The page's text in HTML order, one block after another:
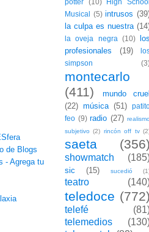
Musical (5) intrusos
la culpa es nuestra
la oveja negra (10)
los
profesionales
(19)
simpson
montecarlo
(411)
mundo cruel
(22) música (51)
feo (9) radio (27) realismo
subjetivo (2) rincón off tv
saeta (356)
showmatch
sic (15) sucedió
teatro
teledoce (772)
telefé
telemedios